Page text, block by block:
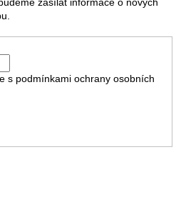
zasílat informace o nových
s podmínkami ochrany osobních